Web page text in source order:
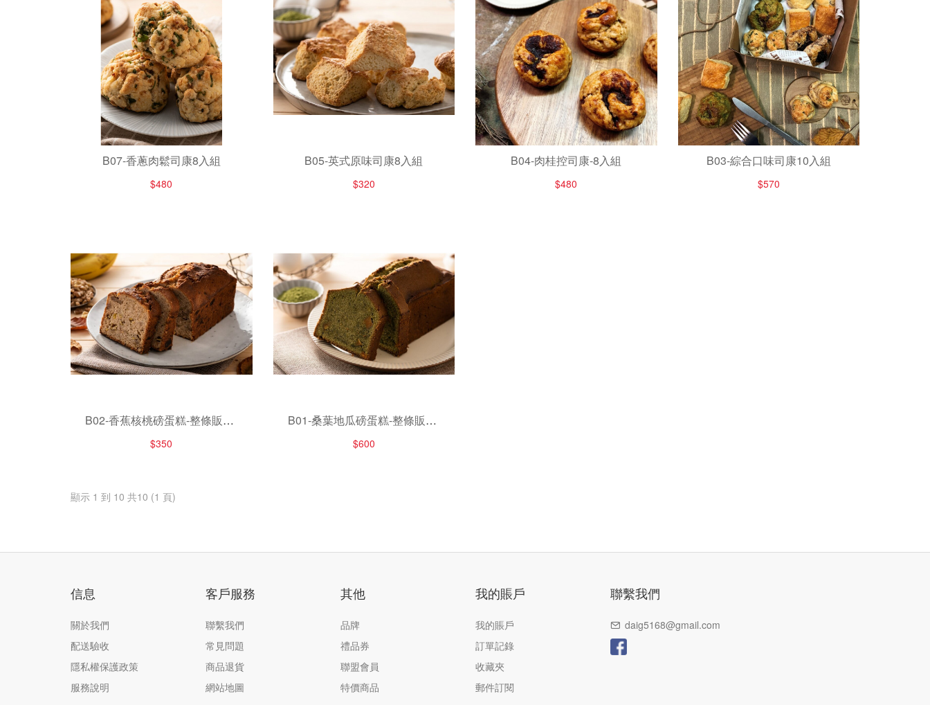
B07-香蔥肉鬆司康8入組
$480
B05-英式原味司康8入組
$320
B04-肉桂控司康-8入組
$480
B03-綜合口味司康10入組
$570
B02-香蕉核桃磅蛋糕-整條販售-
780-790g/條
$350
B01-桑葉地瓜磅蛋糕-整條販售-
790-800g/條
$600
顯示 1 到 10 共10 (1 頁)
信息
關於我們
配送驗收
隱私權保護政策
服務說明
客戶服務
聯繫我們
常見問題
商品退貨
網站地圖
其他
品牌
禮品券
聯盟會員
特價商品
我的賬戶
我的賬戶
訂單記錄
收藏夾
郵件訂閱
聯繫我們
daig5168@gmail.com